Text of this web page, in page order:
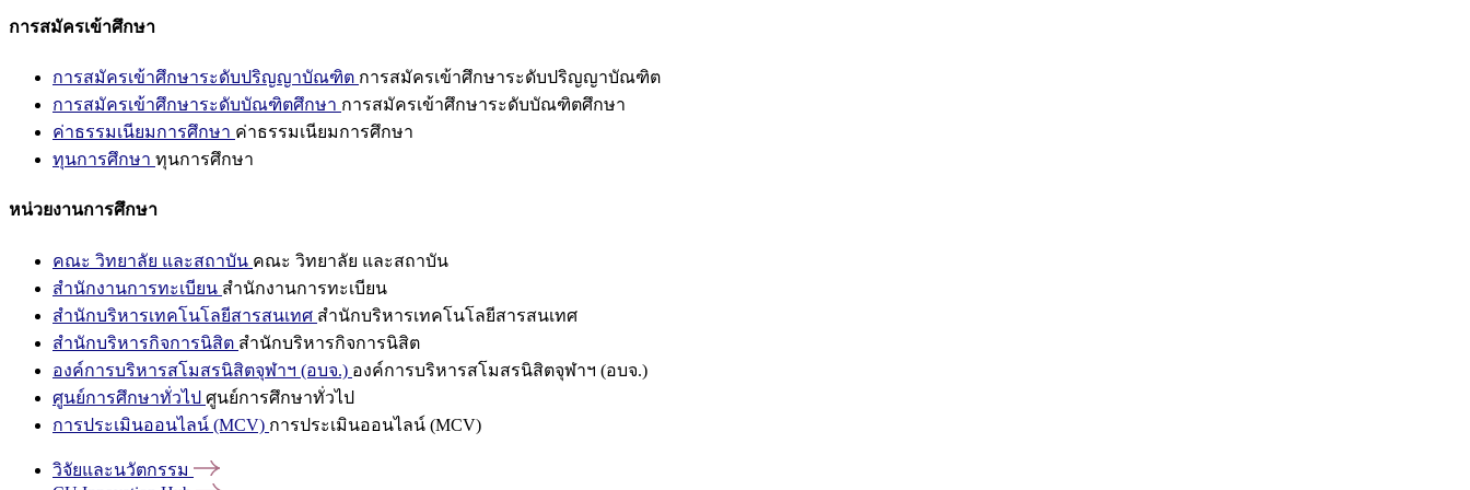
การสมัครเข้าศึกษา
การสมัครเข้าศึกษาระดับปริญญาบัณฑิต การสมัครเข้าศึกษาระดับปริญญาบัณฑิต
การสมัครเข้าศึกษาระดับบัณฑิตศึกษา การสมัครเข้าศึกษาระดับบัณฑิตศึกษา
ค่าธรรมเนียมการศึกษา ค่าธรรมเนียมการศึกษา
ทุนการศึกษา ทุนการศึกษา
หน่วยงานการศึกษา
คณะ วิทยาลัย และสถาบัน คณะ วิทยาลัย และสถาบัน
สำนักงานการทะเบียน สำนักงานการทะเบียน
สำนักบริหารเทคโนโลยีสารสนเทศ สำนักบริหารเทคโนโลยีสารสนเทศ
สำนักบริหารกิจการนิสิต สำนักบริหารกิจการนิสิต
องค์การบริหารสโมสรนิสิตจุฬาฯ (อบจ.) องค์การบริหารสโมสรนิสิตจุฬาฯ (อบจ.)
ศูนย์การศึกษาทั่วไป ศูนย์การศึกษาทั่วไป
การประเมินออนไลน์ (MCV) การประเมินออนไลน์ (MCV)
วิจัยและนวัตกรรม